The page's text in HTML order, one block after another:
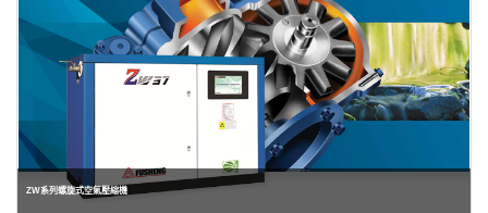
ZW系列螺旋式空氣壓縮機